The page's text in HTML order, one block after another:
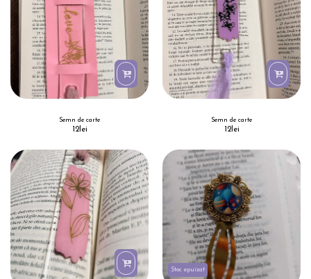
Semn de carte
12lei
Semn de carte
12lei
Stoc epuizat